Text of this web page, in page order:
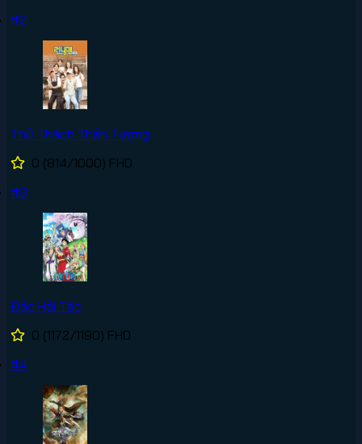
#2
Thử Thách Thần Tượng
0 (814/1000) FHD
#3
Đảo Hải Tặc
0 (1172/1190) FHD
#4